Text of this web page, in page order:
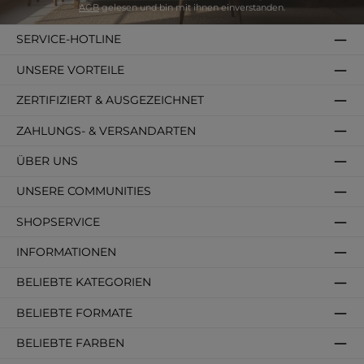
AGBgelesen und bin mit ihnen einverstanden.
SERVICE-HOTLINE
SHOPSERVICE
INFORMATIONEN
BELIEBTE KATEGORIEN
BELIEBTE FORMATE
BELIEBTE FARBEN
ZAHLUNGS- & VERSANDARTEN
ÜBER UNS
ZERTIFIZIERT & AUSGEZEICHNET
UNSERE VORTEILE
UNSERE COMMUNITIES